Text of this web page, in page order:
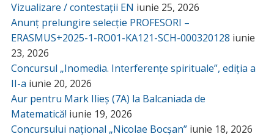
Vizualizare / contestații EN iunie 25, 2026
Anunț prelungire selecție PROFESORI –
ERASMUS+2025-1-RO01-KA121-SCH-000320128 iunie
23, 2026
Concursul „Inomedia. Interferențe spirituale”, ediția a
II-a iunie 20, 2026
Aur pentru Mark Ilieș (7A) la Balcaniada de
Matematică! iunie 19, 2026
Concursului național „Nicolae Bocșan” iunie 18, 2026